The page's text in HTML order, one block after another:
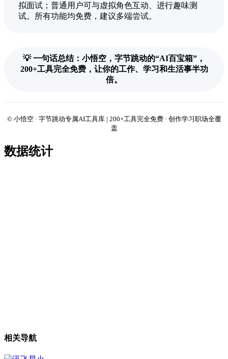
拟面试；普通用户可与虚拟角色互动、进行趣味测
试。所有功能均免费，建议多端尝试。
💡 一句话总结：小悟空，字节跳动的“AI百宝箱”，
200+工具完全免费，让你的工作、学习和生活事半功
倍。
© 小悟空 · 字节跳动专属AI工具库 | 200+工具完全免费 · 创作学习职场全覆
盖
数据统计
相关导航